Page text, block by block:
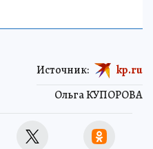
Ольга КУПОРОВА
Источник: kp.ru